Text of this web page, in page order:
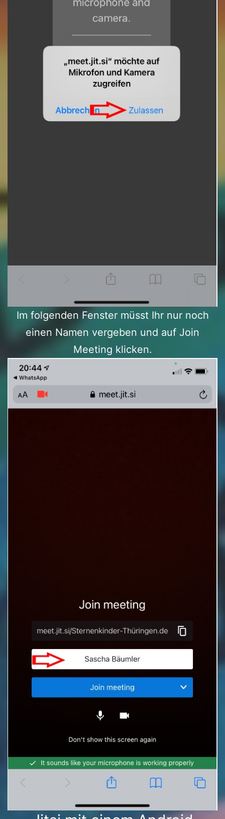
Im folgenden Fenster müsst Ihr nur noch
einen Namen vergeben und auf Join
Meeting klicken.